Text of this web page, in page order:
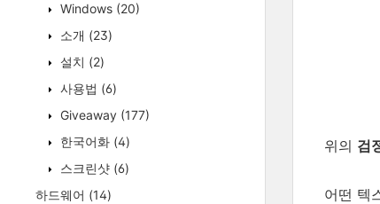
Windows (20)
소개 (23)
설치 (2)
사용법 (6)
Giveaway (177)
한국어화 (4)
스크린샷 (6)
하드웨어 (14)
위의 검
어떤 텍